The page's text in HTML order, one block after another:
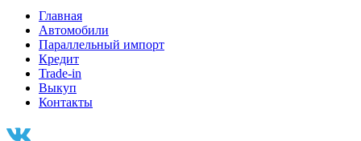
Главная
Автомобили
Параллельный импорт
Кредит
Trade-in
Выкуп
Контакты